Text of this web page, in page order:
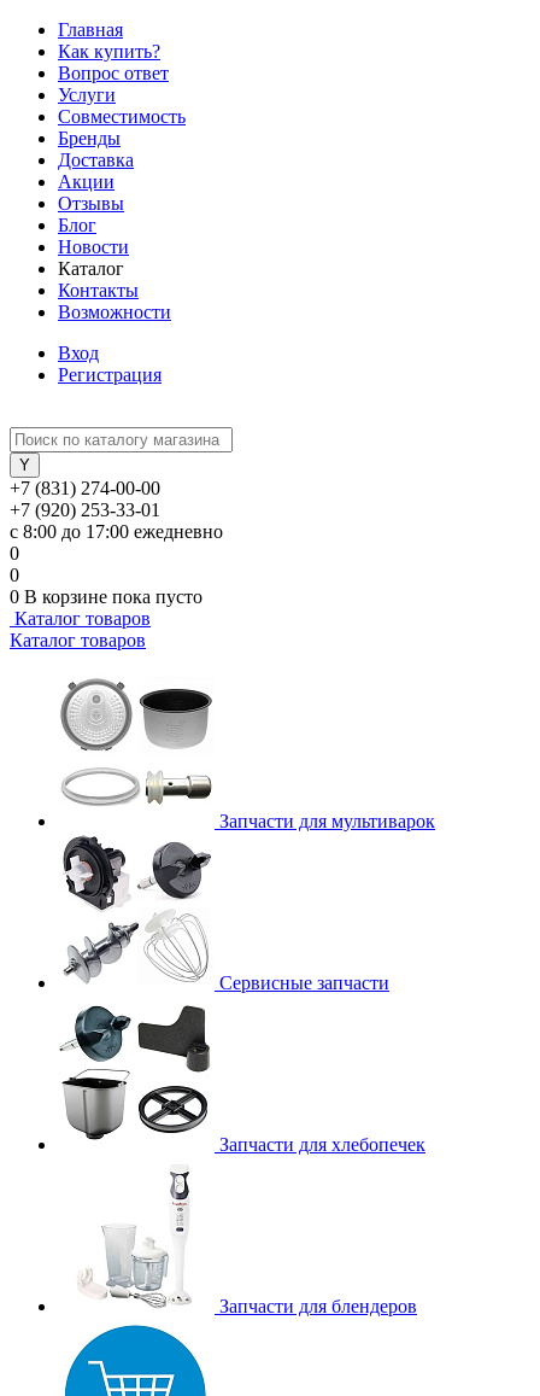
Главная
Как купить?
Вопрос ответ
Услуги
Совместимость
Бренды
Доставка
Акции
Отзывы
Блог
Новости
Каталог
Контакты
Возможности
Вход
Регистрация
+7 (831) 274-00-00
+7 (920) 253-33-01
с 8:00 до 17:00 ежедневно
0
0
0 В корзине пока пусто
Каталог товаров
Каталог товаров
Запчасти для мультиварок
Сервисные запчасти
Запчасти для хлебопечек
Запчасти для блендеров